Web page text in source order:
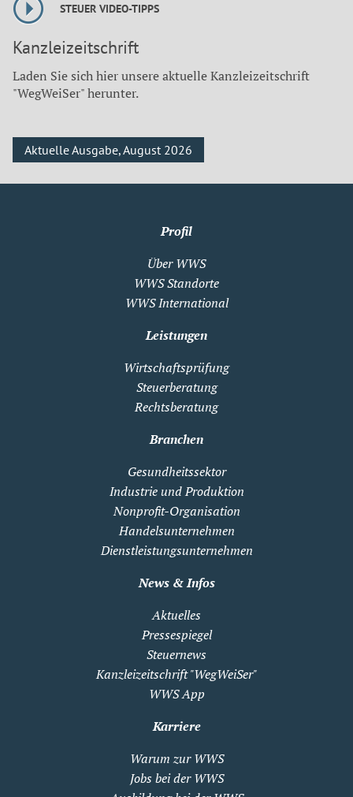
STEUER VIDEO-TIPPS
Kanzleizeitschrift
Laden Sie sich hier unsere aktuelle Kanzleizeitschrift
"WegWeiSer" herunter.
Aktuelle Ausgabe, August 2026
Profil
Über WWS
WWS Standorte
WWS International
Leistungen
Wirtschaftsprüfung
Steuerberatung
Rechtsberatung
Branchen
Gesundheitssektor
Industrie und Produktion
Nonprofit-Organisation
Handelsunternehmen
Dienstleistungsunternehmen
News & Infos
Aktuelles
Pressespiegel
Steuernews
Kanzleizeitschrift "WegWeiSer"
WWS App
Karriere
Warum zur WWS
Jobs bei der WWS